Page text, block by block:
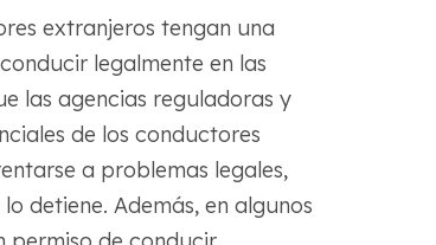
extranjeros tengan una
legalmente en las
las agencias reguladoras y
de los conductores
a problemas legales,
detiene. Además, en algunos